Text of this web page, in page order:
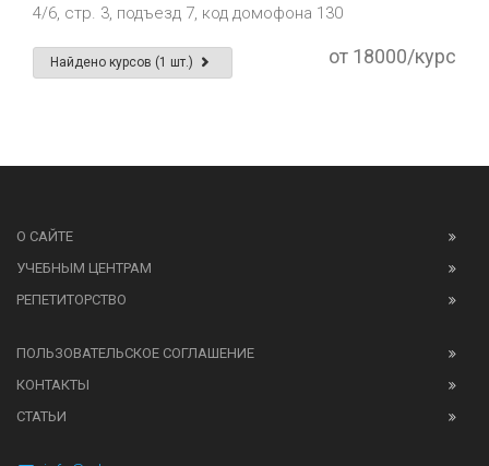
4/6, стр. 3, подъезд 7, код домофона 130
Найдено курсов (1 шт.) от 18000/курс
О САЙТЕ
УЧЕБНЫМ ЦЕНТРАМ
РЕПЕТИТОРСТВО
ПОЛЬЗОВАТЕЛЬСКОЕ СОГЛАШЕНИЕ
КОНТАКТЫ
СТАТЬИ